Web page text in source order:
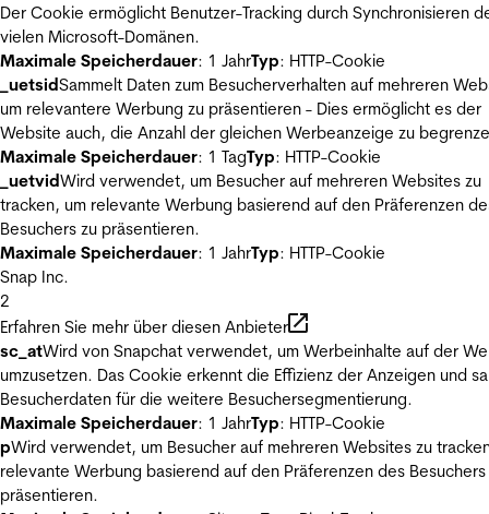
Der Cookie ermöglicht Benutzer-Tracking durch Synchronisieren
vielen Microsoft-Domänen.
Maximale Speicherdauer: 1 JahrTyp: HTTP-Cookie
_uetsidSammelt Daten zum Besucherverhalten auf mehreren
um relevantere Werbung zu präsentieren - Dies ermöglicht es der
Website auch, die Anzahl der gleichen Werbeanzeige zu
Maximale Speicherdauer: 1 TagTyp: HTTP-Cookie
_uetvidWird verwendet, um Besucher auf mehreren Websites zu
tracken, um relevante Werbung basierend auf den Präferenzen
Besuchers zu präsentieren.
Maximale Speicherdauer: 1 JahrTyp: HTTP-Cookie
Snap Inc.
2
Erfahren Sie mehr über diesen Anbieter
sc_atWird von Snapchat verwendet, um Werbeinhalte auf der
umzusetzen. Das Cookie erkennt die Effizienz der Anzeigen und
Besucherdaten für die weitere Besuchersegmentierung.
Maximale Speicherdauer: 1 JahrTyp: HTTP-Cookie
pWird verwendet, um Besucher auf mehreren Websites zu
relevante Werbung basierend auf den Präferenzen des Besuchers
präsentieren.